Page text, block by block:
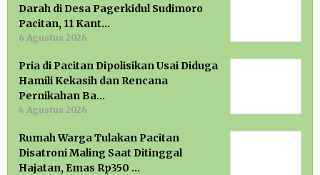
Darah di Desa Pagerkidul Sudimoro
Pacitan, 11 Kant…
6 Agustus 2026
Pria di Pacitan Dipolisikan Usai Diduga
Hamili Kekasih dan Rencana
Pernikahan Ba…
4 Agustus 2026
Rumah Warga Tulakan Pacitan
Disatroni Maling Saat Ditinggal
Hajatan, Emas Rp350 …